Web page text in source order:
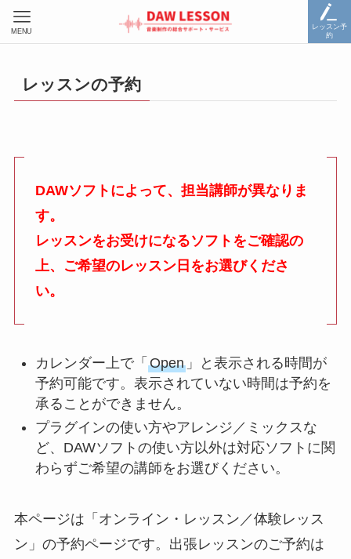
レッスン予
約
MENU
レッスンの予約
DAWソフトによって、担当講師が異なりま
す。
レッスンをお受けになるソフトをご確認の
上、ご希望のレッスン日をお選びくださ
い。
カレンダー上で「 Open」と表示される時間が
予約可能です。表示されていない時間は予約を
承ることができません。
プラグインの使い方やアレンジ／ミックスな
ど、DAWソフトの使い方以外は対応ソフトに関
わらずご希望の講師をお選びください。
本ページは「オンライン・レッスン／体験レッス
ン」の予約ページです。出張レッスンのご予約は